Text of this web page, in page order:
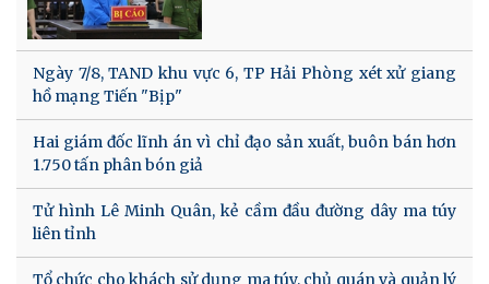
Ngày 7/8, TAND khu vực 6, TP Hải Phòng xét xử giang
hồ mạng Tiến "Bịp"
Hai giám đốc lĩnh án vì chỉ đạo sản xuất, buôn bán hơn
1.750 tấn phân bón giả
Tử hình Lê Minh Quân, kẻ cầm đầu đường dây ma túy
liên tỉnh